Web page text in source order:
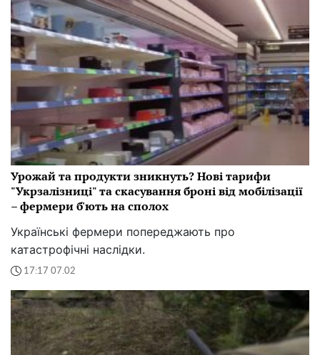
Урожай та продукти зникнуть? Нові тарифи
"Укрзалізниці" та скасування броні від мобілізації
– фермери б'ють на сполох
Українські фермери попереджають про
катастрофічні наслідки.
17:17 07.02